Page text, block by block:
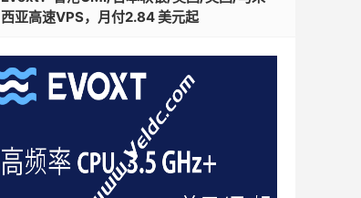
西亚高速VPS，月付2.84 美元起